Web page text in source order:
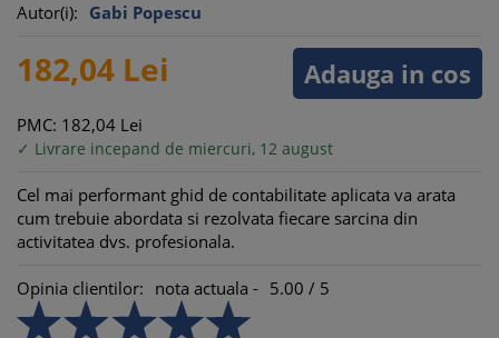
Autor(i): Gabi Popescu
Adauga in cos
182,04 Lei
PMC: 182,04 Lei
✓ Livrare incepand de miercuri, 12 august
Cel mai performant ghid de contabilitate aplicata va arata
cum trebuie abordata si rezolvata fiecare sarcina din
activitatea dvs. profesionala.
Opinia clientilor: nota actuala - 5.00 / 5